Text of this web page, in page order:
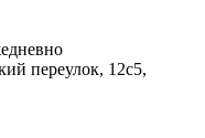
переулок, 12с5,